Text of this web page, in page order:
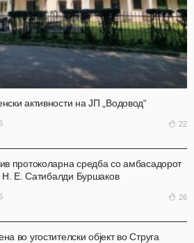
активности на ЈП „Водовод“
22
протоколарна средба со амбасадорот
Н. Е. Сатибалди Буршаков
26
во угостителски објект во Струга